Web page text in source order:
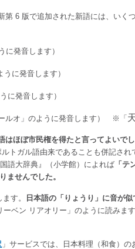
6 版で追加された新語には、いく
発音します）
に発音します）
に発音します）
ルオ」のように発音します） ※「
はほぼ市民権を得たと言ってよいでし
トガル語由来であることも併記され
語大辞典』（小学館）によれば 「テ
ませんでした。
す。
日本語の「りょうり」に音が
ーベン リアオリー」のように読みま
」サービスでは、日本料理（和食）の